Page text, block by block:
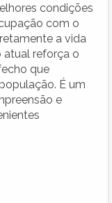
condições
com o
a vida
atual reforça o
que
É um
e